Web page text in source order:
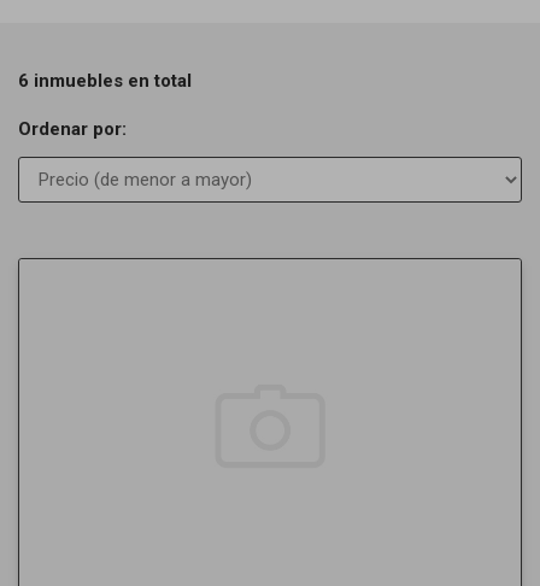
6 inmuebles en total
Ordenar por: